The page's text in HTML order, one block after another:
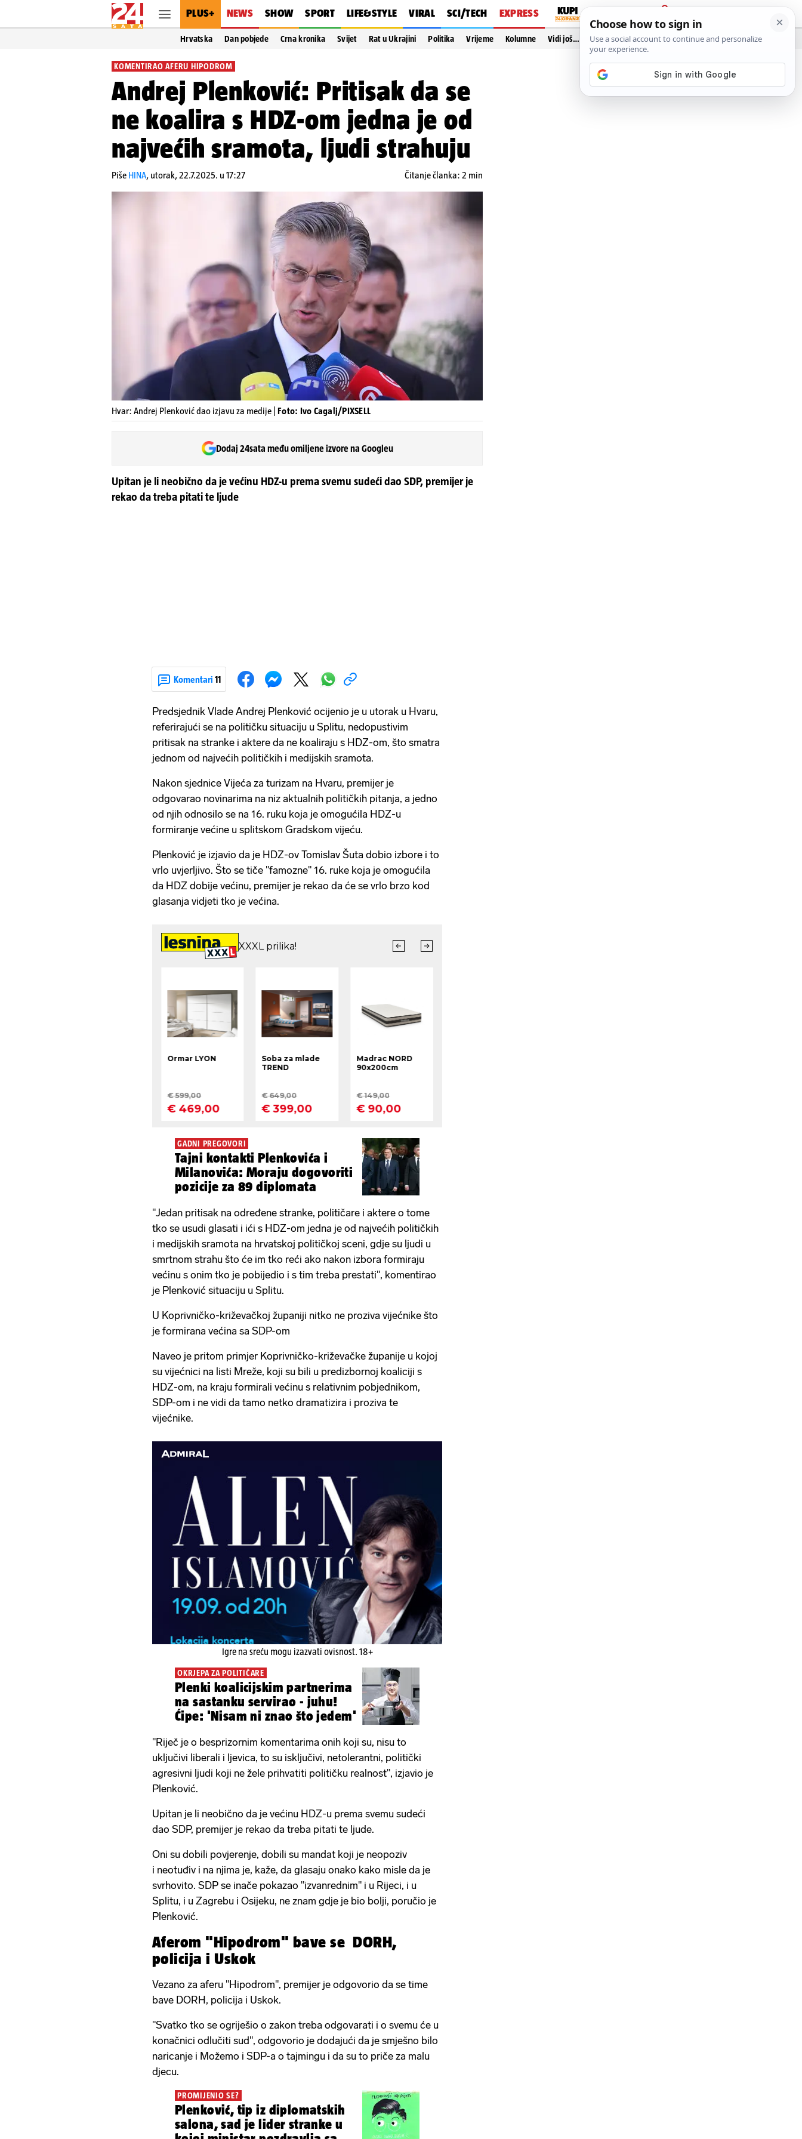
PLUS+ NEWS SHOW SPORT LIFE&STYLE VIRAL SCI/TECH EXPRESS
PRIJAVA
Hrvatska Dan pobjede Crna kronika Svijet Rat u Ukrajini Politika Vrijeme Kolumne Vidi još…
KOMENTIRAO AFERU HIPODROM
Andrej Plenković: Pritisak da se
ne koalira s HDZ-om jedna je od
najvećih sramota, ljudi strahuju
Piše HINA, utorak, 22.7.2025. u 17:27 Čitanje članka: 2 min
Hvar: Andrej Plenković dao izjavu za medije | Foto: Ivo Cagalj/PIXSELL
Dodaj 24sata među omiljene izvore na Googleu
Upitan je li neobično da je većinu HDZ-u prema svemu sudeći dao SDP, premijer je
rekao da treba pitati te ljude
Komentari 11
Predsjednik Vlade Andrej Plenković ocijenio je u utorak u Hvaru,
referirajući se na političku situaciju u Splitu, nedopustivim
pritisak na stranke i aktere da ne koaliraju s HDZ-om, što smatra
jednom od najvećih političkih i medijskih sramota.
Nakon sjednice Vijeća za turizam na Hvaru, premijer je
odgovarao novinarima na niz aktualnih političkih pitanja, a jedno
od njih odnosilo se na 16. ruku koja je omogućila HDZ-u
formiranje većine u splitskom Gradskom vijeću.
Plenković je izjavio da je HDZ-ov Tomislav Šuta dobio izbore i to
vrlo uvjerljivo. Što se tiče "famozne" 16. ruke koja je omogućila
da HDZ dobije većinu, premijer je rekao da će se vrlo brzo kod
glasanja vidjeti tko je većina.
GADNI PREGOVORI
Tajni kontakti Plenkovića i
Milanovića: Moraju dogovoriti
pozicije za 89 diplomata
"Jedan pritisak na određene stranke, političare i aktere o tome
tko se usudi glasati i ići s HDZ-om jedna je od najvećih političkih
i medijskih sramota na hrvatskoj političkoj sceni, gdje su ljudi u
smrtnom strahu što će im tko reći ako nakon izbora formiraju
većinu s onim tko je pobijedio i s tim treba prestati", komentirao
je Plenković situaciju u Splitu.
U Koprivničko-križevačkoj županiji nitko ne proziva vijećnike što
je formirana većina sa SDP-om
Naveo je pritom primjer Koprivničko-križevačke županije u kojoj
su vijećnici na listi Mreže, koji su bili u predizbornoj koaliciji s
HDZ-om, na kraju formirali većinu s relativnim pobjednikom,
SDP-om i ne vidi da tamo netko dramatizira i proziva te
vijećnike.
Igre na sreću mogu izazvati ovisnost. 18+
OKRJEPA ZA POLITIČARE
Plenki koalicijskim partnerima
na sastanku servirao - juhu!
Ćipe: 'Nisam ni znao što jedem'
"Riječ je o besprizornim komentarima onih koji su, nisu to
uključivi liberali i ljevica, to su isključivi, netolerantni, politički
agresivni ljudi koji ne žele prihvatiti političku realnost", izjavio je
Plenković.
Upitan je li neobično da je većinu HDZ-u prema svemu sudeći
dao SDP, premijer je rekao da treba pitati te ljude.
Oni su dobili povjerenje, dobili su mandat koji je neopoziv
i neotuđiv i na njima je, kaže, da glasaju onako kako misle da je
svrhovito. SDP se inače pokazao "izvanrednim" i u Rijeci, i u
Splitu, i u Zagrebu i Osijeku, ne znam gdje je bio bolji, poručio je
Plenković.
Aferom "Hipodrom" bave se DORH,
policija i Uskok
Vezano za aferu "Hipodrom", premijer je odgovorio da se time
bave DORH, policija i Uskok.
"Svatko tko se ogriješio o zakon treba odgovarati i o svemu će u
konačnici odlučiti sud", odgovorio je dodajući da je smješno bilo
naricanje i Možemo i SDP-a o tajmingu i da su to priče za malu
djecu.
PROMIJENIO SE?
Plenković, tip iz diplomatskih
salona, sad je lider stranke u